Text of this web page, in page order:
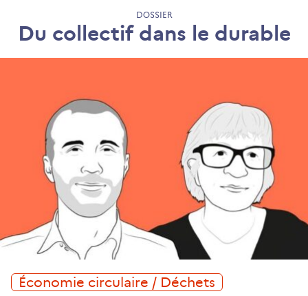
DOSSIER
Du collectif dans le durable
Économie circulaire / Déchets